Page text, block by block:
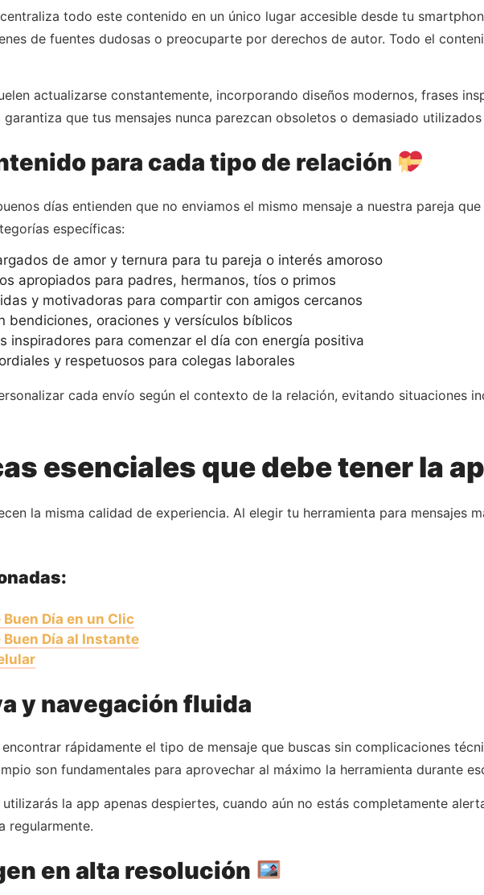
todo este contenido en un único lugar accesible desde tu
de fuentes dudosas o preocuparte por derechos de autor. Todo el
actualizarse constantemente, incorporando diseños modernos, frases
que tus mensajes nunca parezcan obsoletos o demasiado
para cada tipo de relación
días entienden que no enviamos el mismo mensaje a nuestra pareja
específicas:
de amor y ternura para tu pareja o interés amoroso
apropiados para padres, hermanos, tíos o primos
y motivadoras para compartir con amigos cercanos
bendiciones, oraciones y versículos bíblicos
inspiradores para comenzar el día con energía positiva
y respetuosos para colegas laborales
cada envío según el contexto de la relación, evitando situaciones
esenciales que debe tener la
la misma calidad de experiencia. Al elegir tu herramienta para mensajes
Día en un Clic
Día al Instante
y navegación fluida
rápidamente el tipo de mensaje que buscas sin complicaciones
son fundamentales para aprovechar al máximo la herramienta durante
la app apenas despiertes, cuando aún no estás completamente
regularmente.
en alta resolución